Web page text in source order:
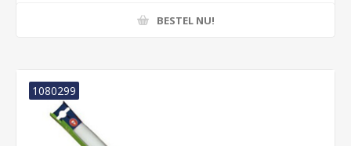
BESTEL NU!
1080299